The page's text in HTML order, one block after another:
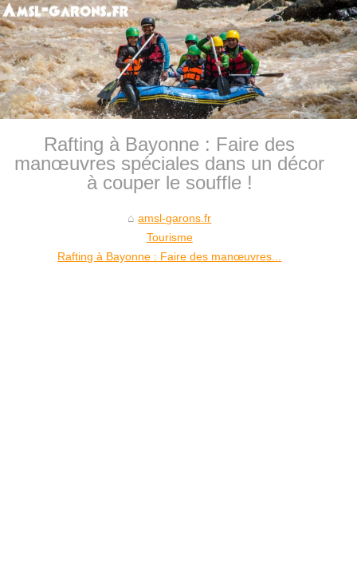
Rafting à Bayonne : Faire des
manœuvres spéciales dans un décor
à couper le souffle !
amsl-garons.fr
Tourisme
Rafting à Bayonne : Faire des manœuvres...